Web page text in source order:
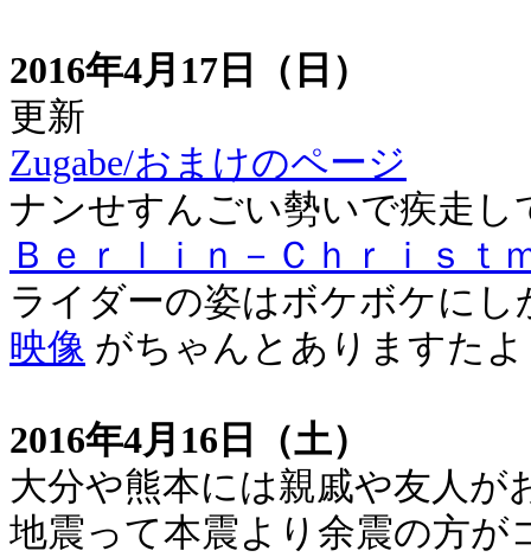
2016年4月17日（日）
更新
Zugabe/おまけのページ
ナンせすんごい勢いで疾走し
Ｂｅｒｌｉｎ－Ｃｈｒｉｓｔ
ライダーの姿はボケボケに
映像 がちゃんとありますたよ
2016年4月16日（土）
大分や熊本には親戚や友人が
地震って本震より余震の方が